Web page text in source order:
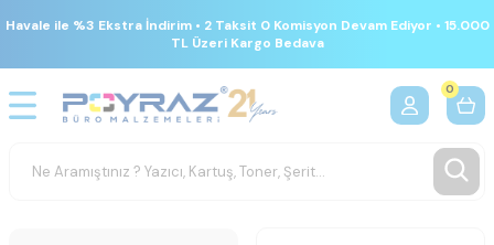
Havale ile %3 Ekstra İndirim • 2 Taksit 0 Komisyon Devam Ediyor • 15.000
TL Üzeri Kargo Bedava
0